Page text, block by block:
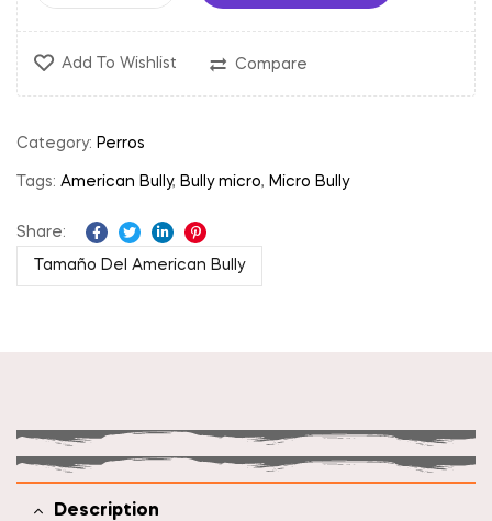
Add To Wishlist Compare
Category: Perros
Tags: American Bully, Bully micro, Micro Bully
Share:
Facebook
TwitterLinkedinPinterest
Tamaño Del American Bully
Description